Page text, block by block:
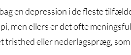
en depression i de fleste
men ellers er det ofte
tristhed eller nederlagspræg,